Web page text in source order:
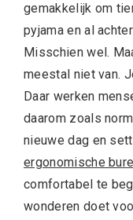
gemakkelijk om
pyjama en al
Misschien wel.
meestal niet van.
Daar werken
daarom zoals
nieuwe dag en
ergonomische
comfortabel te
wonderen doet